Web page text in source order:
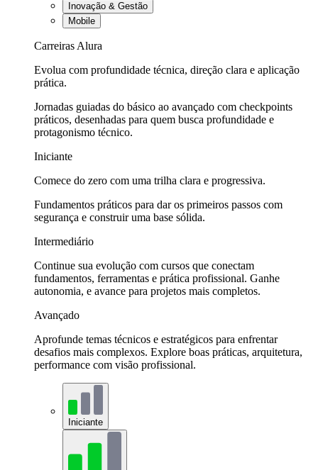
Inovação & Gestão
Mobile
Carreiras Alura
Evolua com profundidade técnica, direção clara e aplicação
prática.
Jornadas guiadas do básico ao avançado com checkpoints
práticos, desenhadas para quem busca profundidade e
protagonismo técnico.
Iniciante
Comece do zero com uma trilha clara e progressiva.
Fundamentos práticos para dar os primeiros passos com
segurança e construir uma base sólida.
Intermediário
Continue sua evolução com cursos que conectam
fundamentos, ferramentas e prática profissional. Ganhe
autonomia, e avance para projetos mais completos.
Avançado
Aprofunde temas técnicos e estratégicos para enfrentar
desafios mais complexos. Explore boas práticas, arquitetura,
performance com visão profissional.
Iniciante